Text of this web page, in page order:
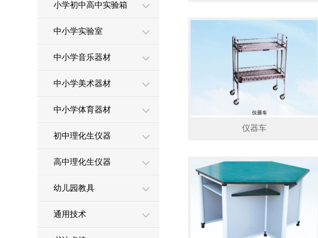
小学初中高中实验箱
中小学实验室
中小学音乐器材
中小学美术器材
中小学体育器材
初中理化生仪器
高中理化生仪器
幼儿园教具
通用技术
仪器车